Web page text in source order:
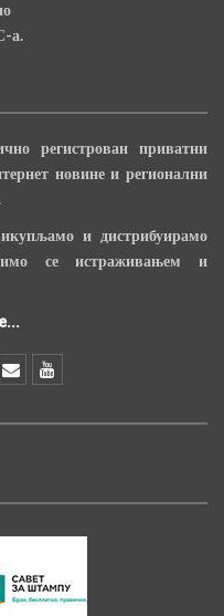
а.
регистрован приватни
новине и регионални
и дистрибуирамо
се истраживањем и